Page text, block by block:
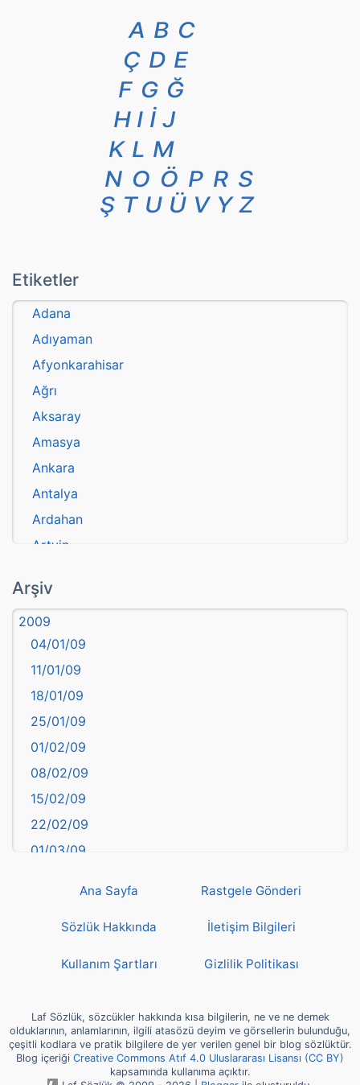
A B C
Ç D E
F G Ğ
H I İ J
K L M
N O Ö P R S
Ş T U Ü V Y Z
Etiketler
Adana
Adıyaman
Afyonkarahisar
Ağrı
Aksaray
Amasya
Ankara
Antalya
Ardahan
Artvin
Aydın
Balıkesir
Bartın
başkentler
Batman
Bayburt
Bilecik
Bingöl
Bitlis
Bolu
Burdur
Çankırı
Çorum
deyim
Diyarbakır
Dünya Haritasında Türkiye
Arşiv
2009
04/01/09
11/01/09
18/01/09
25/01/09
01/02/09
08/02/09
15/02/09
22/02/09
01/03/09
22/03/09
19/04/09
26/04/09
03/05/09
Ana Sayfa Rastgele Gönderi
Sözlük Hakkında İletişim Bilgileri
Kullanım Şartları Gizlilik Politikası
Laf Sözlük, sözcükler hakkında kısa bilgilerin, ne ve ne demek
olduklarının, anlamlarının, ilgili atasözü deyim ve görsellerin bulunduğu,
çeşitli kodlara ve pratik bilgilere de yer verilen genel bir blog sözlüktür.
Blog içeriği Creative Commons Atıf 4.0 Uluslararası Lisansı (CC BY)
kapsamında kullanıma açıktır.